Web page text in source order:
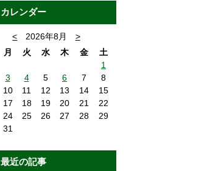
カレンダー
< 2026年8月
>
月 火 水 木 金
土
1
3 4 5 6 7
8
10 11 12 13 14
15
17 18 19 20 21
22
24 25 26 27 28
29
31
最近の記事